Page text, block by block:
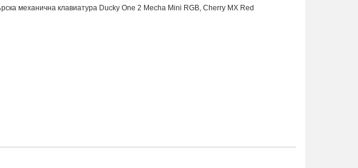
механична клавиатура Ducky One 2 Mecha Mini RGB, Cherry MX Red